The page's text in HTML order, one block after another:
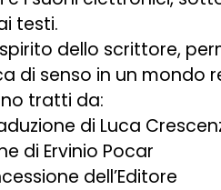
testi.
dello scrittore,
di senso in un mondo
tratti da:
di Luca
di Ervinio Pocar
dell’Editore